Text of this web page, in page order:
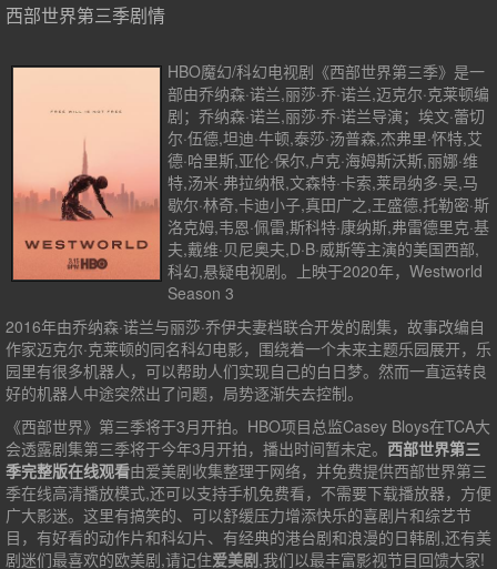
西部世界第三季剧情
HBO魔幻/科幻电视剧《西部世界第三季》是一
部由乔纳森·诺兰,丽莎·乔·诺兰,迈克尔·克莱顿编
剧；乔纳森·诺兰,丽莎·乔·诺兰导演；埃文·蕾切
尔·伍德,坦迪·牛顿,泰莎·汤普森,杰弗里·怀特,艾
德·哈里斯,亚伦·保尔,卢克·海姆斯沃斯,丽娜·维
特,汤米·弗拉纳根,文森特·卡索,莱昂纳多·吴,马
歇尔·林奇,卡迪小子,真田广之,王盛德,托勒密·斯
洛克姆,韦恩·佩雷,斯科特·康纳斯,弗雷德里克·基
夫,戴维·贝尼奥夫,D·B·威斯等主演的美国西部,
科幻,悬疑电视剧。上映于2020年，Westworld
Season 3
2016年由乔纳森·诺兰与丽莎·乔伊夫妻档联合开发的剧集，故事改编自
作家迈克尔·克莱顿的同名科幻电影，围绕着一个未来主题乐园展开，乐
园里有很多机器人，可以帮助人们实现自己的白日梦。然而一直运转良
好的机器人中途突然出了问题，局势逐渐失去控制。
《西部世界》第三季将于3月开拍。HBO项目总监Casey Bloys在TCA大
会透露剧集第三季将于今年3月开拍，播出时间暂未定。 西部世界第三
季完整版在线观看由爱美剧收集整理于网络，并免费提供西部世界第三
季在线高清播放模式,还可以支持手机免费看，不需要下载播放器，方便
广大影迷。这里有搞笑的、可以舒缓压力增添快乐的喜剧片和综艺节
目，有好看的动作片和科幻片、有经典的港台剧和浪漫的日韩剧,还有美
剧迷们最喜欢的欧美剧,请记住爱美剧,我们以最丰富影视节目回馈大家!